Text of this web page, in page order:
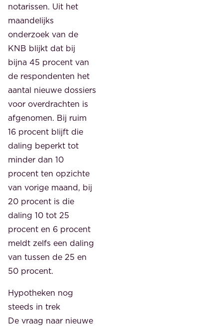
notarissen. Uit het
maandelijks
onderzoek van de
KNB blijkt dat bij
bijna 45 procent van
de respondenten het
aantal nieuwe dossiers
voor overdrachten is
afgenomen. Bij ruim
16 procent blijft die
daling beperkt tot
minder dan 10
procent ten opzichte
van vorige maand, bij
20 procent is die
daling 10 tot 25
procent en 6 procent
meldt zelfs een daling
van tussen de 25 en
50 procent.
Hypotheken nog
steeds in trek
De vraag naar nieuwe